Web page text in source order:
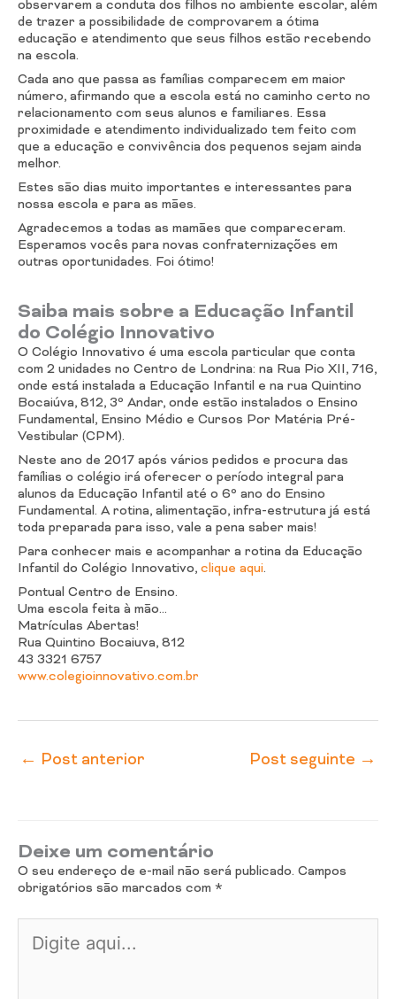
observarem a conduta dos filhos no ambiente escolar, além
de trazer a possibilidade de comprovarem a ótima
educação e atendimento que seus filhos estão recebendo
na escola.
Cada ano que passa as famílias comparecem em maior
número, afirmando que a escola está no caminho certo no
relacionamento com seus alunos e familiares. Essa
proximidade e atendimento individualizado tem feito com
que a educação e convivência dos pequenos sejam ainda
melhor.
Estes são dias muito importantes e interessantes para
nossa escola e para as mães.
Agradecemos a todas as mamães que compareceram.
Esperamos vocês para novas confraternizações em
outras oportunidades. Foi ótimo!
Saiba mais sobre a Educação Infantil
do Colégio Innovativo
O Colégio Innovativo é uma escola particular que conta
com 2 unidades no Centro de Londrina: na Rua Pio XII, 716,
onde está instalada a Educação Infantil e na rua Quintino
Bocaiúva, 812, 3º Andar, onde estão instalados o Ensino
Fundamental, Ensino Médio e Cursos Por Matéria Pré-
Vestibular (CPM).
Neste ano de 2017 após vários pedidos e procura das
famílias o colégio irá oferecer o período integral para
alunos da Educação Infantil até o 6º ano do Ensino
Fundamental. A rotina, alimentação, infra-estrutura já está
toda preparada para isso, vale a pena saber mais!
Para conhecer mais e acompanhar a rotina da Educação
Infantil do Colégio Innovativo, clique aqui.
Pontual Centro de Ensino.
Uma escola feita à mão…
Matrículas Abertas!
Rua Quintino Bocaiuva, 812
43 3321 6757
www.colegioinnovativo.com.br
← Post anterior Post seguinte →
Deixe um comentário
O seu endereço de e-mail não será publicado. Campos
obrigatórios são marcados com *
aqui...